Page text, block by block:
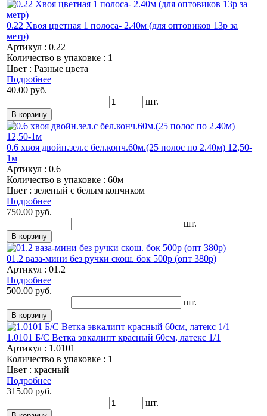
0.22 Хвоя цветная 1 полоса- 2.40м (для оптовиков 13р за
метр)
Артикул : 0.22
Количество в упаковке : 1
Цвет : Разные цвета
Подробнее
40.00 руб.
шт.
0.6 хвоя двойн.зел.с бел.конч.60м.(25 полос по 2.40м) 12,50-
1м
Артикул : 0.6
Количество в упаковке : 60м
Цвет : зеленый с белым кончиком
Подробнее
750.00 руб.
шт.
01.2 ваза-мини без ручки скош. бок 500р (опт 380р)
Артикул : 01.2
Подробнее
500.00 руб.
шт.
1.0101 Б/С Ветка эвкалипт красный 60см, латекс 1/1
Артикул : 1.0101
Количество в упаковке : 1
Цвет : красный
Подробнее
315.00 руб.
шт.